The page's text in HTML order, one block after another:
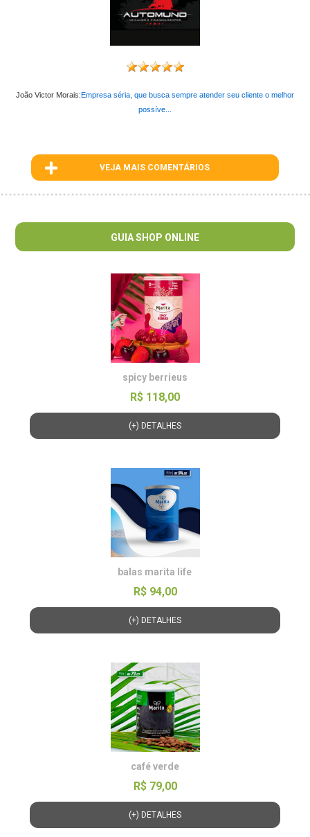
João Victor Morais:Empresa séria, que busca sempre atender seu cliente o melhor
possíve...
VEJA MAIS COMENTÁRIOS
GUIA SHOP ONLINE
spicy berrieus
R$ 118,00
(+) DETALHES
balas marita life
R$ 94,00
(+) DETALHES
café verde
R$ 79,00
(+) DETALHES